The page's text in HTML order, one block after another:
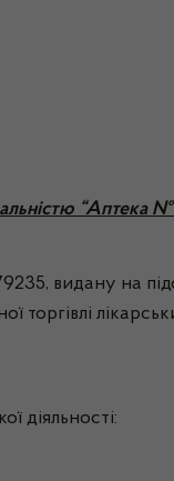
“Аптека №
видану на
торгівлі
діяльності: